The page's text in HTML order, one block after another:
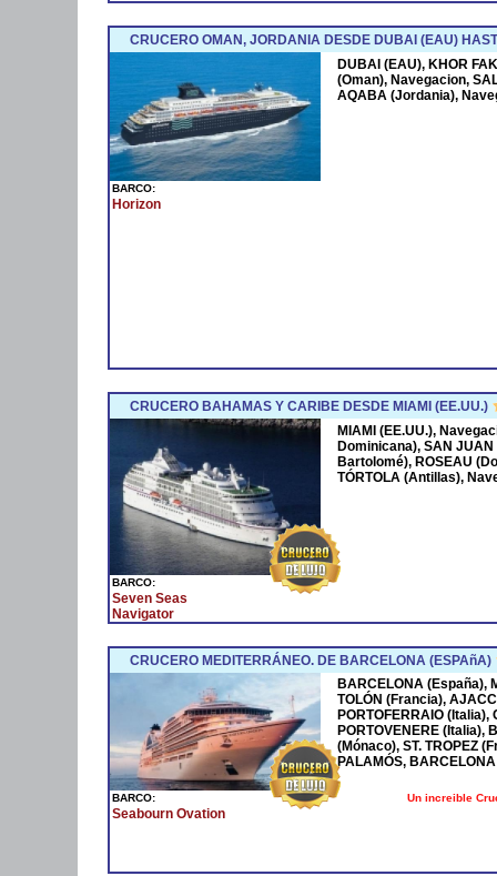
CRUCERO OMAN, JORDANIA DESDE DUBAI (EAU)
BARCO:
Horizon
DUBAI (EAU), KHOR
(Oman), Navegacion,
AQABA (Jordania),
CRUCERO BAHAMAS Y CARIBE DESDE MIAMI (EE.UU.)
BARCO:
Seven Seas
Navigator
MIAMI (EE.UU.),
Dominicana), SAN JUAN
Bartolomé), ROSEAU
TÓRTOLA (Antillas),
CRUCERO MEDITERRÁNEO. DE BARCELONA (ESPAñA)
BARCO:
Seabourn Ovation
BARCELONA (España),
TOLÓN (Francia),
PORTOFERRAIO (Italia),
PORTOVENERE (Italia),
(Mónaco), ST. TROPEZ
PALAMÓS,
Un increible